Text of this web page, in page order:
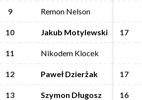
9 Remon Nelson
10 Jakub Motylewski 17
11 Nikodem Klocek
12 Paweł Dzierżak 17
13 Szymon Długosz 16
9 Remon Nelson
10 Jakub Motylewski 17
11 Nikodem Klocek
12 Paweł Dzierżak 17
13 Szymon Długosz 16